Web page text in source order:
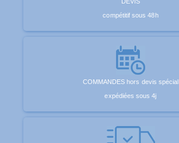
compétitif sous 48h
COMMANDES hors devis spécial
expédiées sous 4j